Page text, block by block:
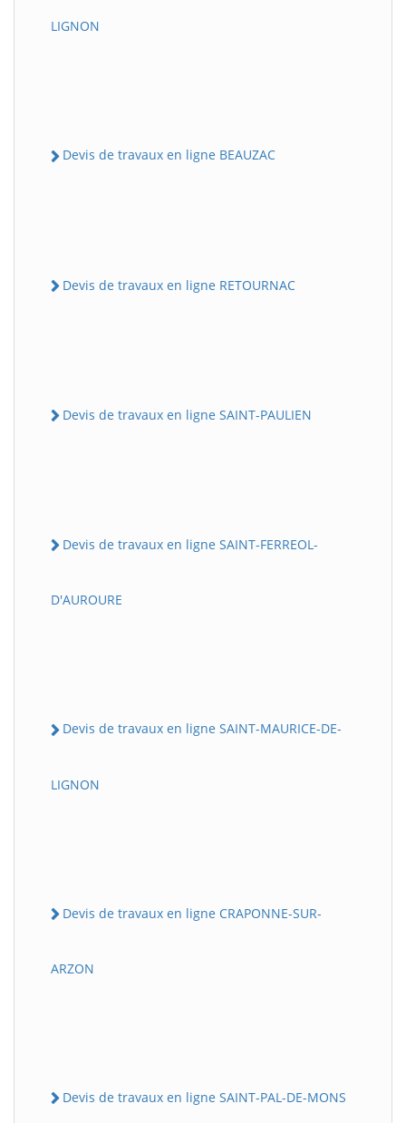
LIGNON
Devis de travaux en ligne BEAUZAC
Devis de travaux en ligne RETOURNAC
Devis de travaux en ligne SAINT-PAULIEN
Devis de travaux en ligne SAINT-FERREOL-
D'AUROURE
Devis de travaux en ligne SAINT-MAURICE-DE-
LIGNON
Devis de travaux en ligne CRAPONNE-SUR-
ARZON
Devis de travaux en ligne SAINT-PAL-DE-MONS